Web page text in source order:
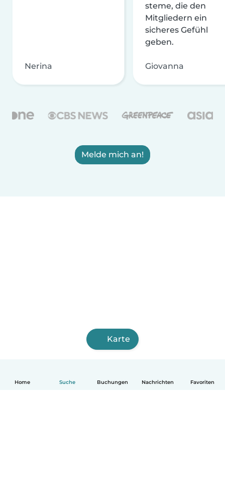
Home Suche Buchungen Nachrichten Favoriten
Nerina
steme, die den
Mitgliedern ein
sicheres Gefühl
geben.
Giovanna
Melde mich an!
Karte